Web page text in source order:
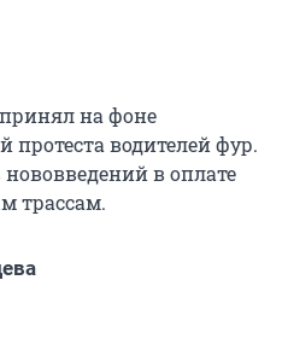
на фоне
водителей фур.
в оплате
трассам.